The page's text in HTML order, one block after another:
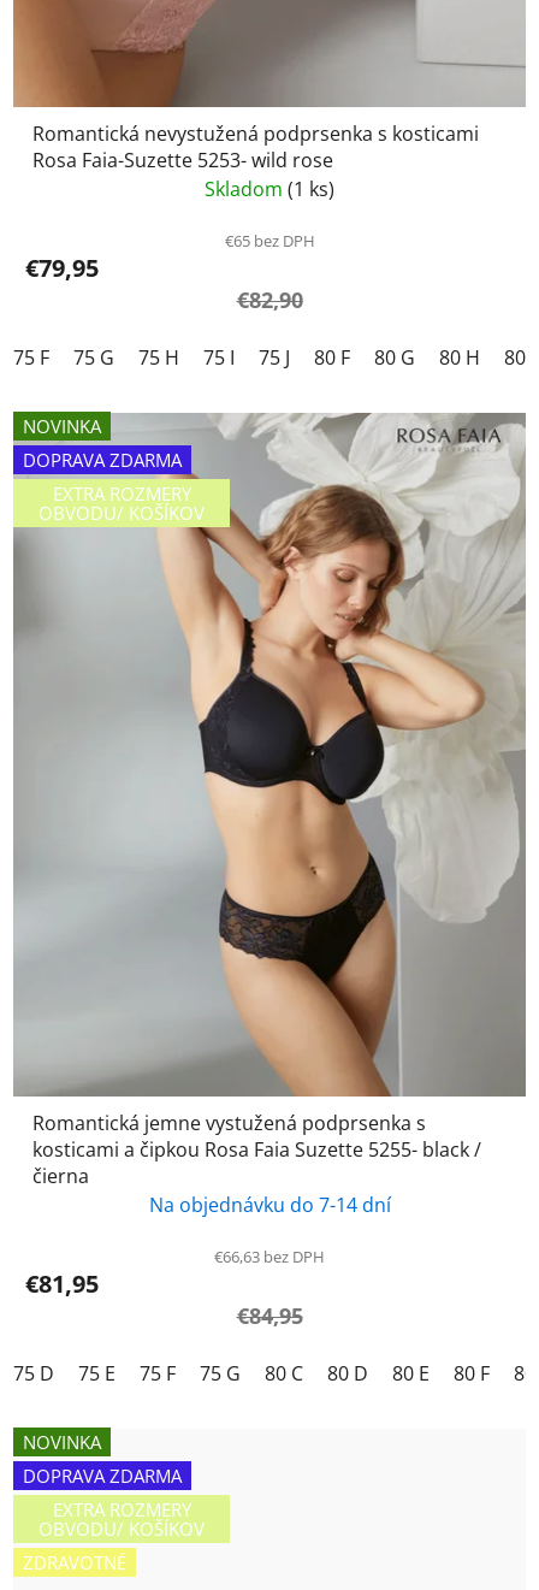
Romantická nevystužená podprsenka s kosticami
Rosa Faia-Suzette 5253- wild rose
Skladom (1 ks)
€65 bez DPH
€79,95
€82,90
75 F 75 G 75 H 75 I 75 J 80 F 80 G 80 H 80 I
NOVINKA
DOPRAVA ZDARMA
EXTRA ROZMERY
OBVODU/ KOŠÍKOV
Romantická jemne vystužená podprsenka s
kosticami a čipkou Rosa Faia Suzette 5255- black /
čierna
Na objednávku do 7-14 dní
€66,63 bez DPH
€81,95
€84,95
75 D 75 E 75 F 75 G 80 C 80 D 80 E 80 F
NOVINKA
DOPRAVA ZDARMA
EXTRA ROZMERY
OBVODU/ KOŠÍKOV
ZDRAVOTNÉ